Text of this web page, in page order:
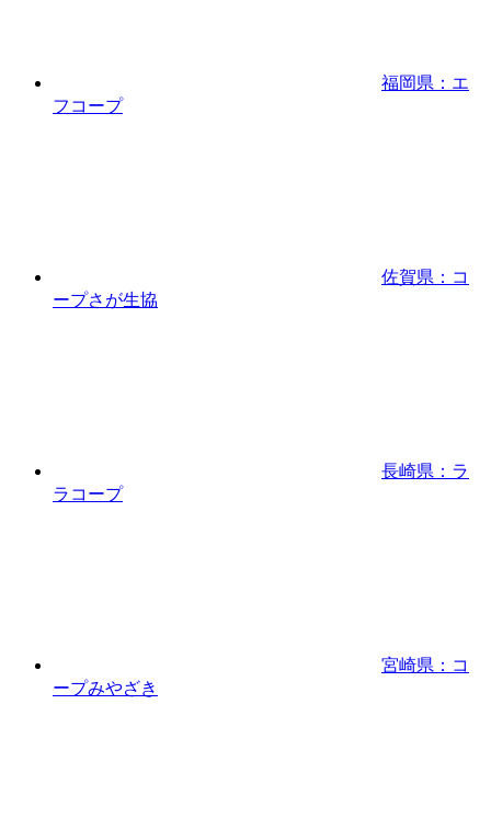
福岡県：エ
フコープ
佐賀県：コ
ープさが生協
長崎県：ラ
ラコープ
宮崎県：コ
ープみやざき